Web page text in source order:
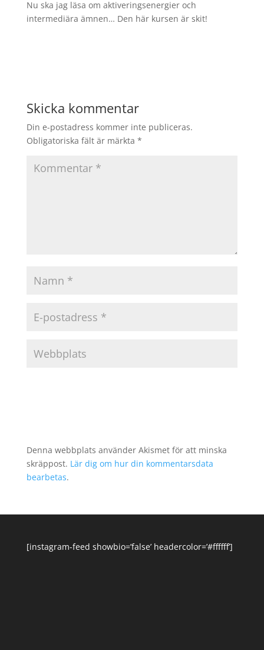
Nu ska jag läsa om aktiveringsenergier och
intermediära ämnen… Den här kursen är skit!
Skicka kommentar
Din e-postadress kommer inte publiceras.
Obligatoriska fält är märkta *
Denna webbplats använder Akismet för att minska
skräppost. Lär dig om hur din kommentarsdata
bearbetas.
[instagram-feed showbio=’false’ headercolor=’#ffffff’]